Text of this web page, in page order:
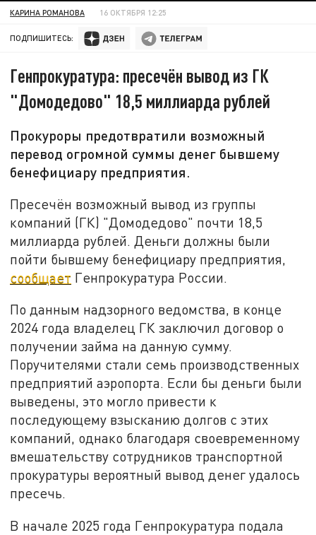
КАРИНА РОМАНОВА 16 ОКТЯБРЯ 12:25
ПОДПИШИТЕСЬ:
Генпрокуратура: пресечён вывод из ГК
"Домодедово" 18,5 миллиарда рублей
Прокуроры предотвратили возможный
перевод огромной суммы денег бывшему
бенефициару предприятия.
Пресечён возможный вывод из группы
компаний (ГК) "Домодедово" почти 18,5
миллиарда рублей. Деньги должны были
пойти бывшему бенефициару предприятия,
сообщает Генпрокуратура России.
По данным надзорного ведомства, в конце
2024 года владелец ГК заключил договор о
получении займа на данную сумму.
Поручителями стали семь производственных
предприятий аэропорта. Если бы деньги были
выведены, это могло привести к
последующему взысканию долгов с этих
компаний, однако благодаря своевременному
вмешательству сотрудников транспортной
прокуратуры вероятный вывод денег удалось
пресечь.
В начале 2025 года Генпрокуратура подала